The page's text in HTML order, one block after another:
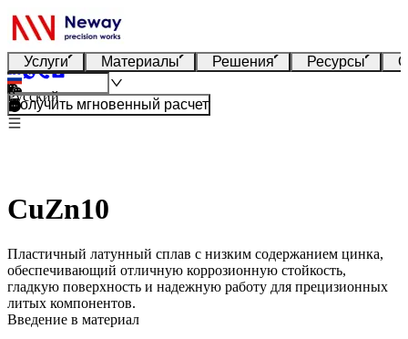
Услуги Материалы Решения Ресурсы
Русский
Получить мгновенный расчет
CuZn10
Пластичный латунный сплав с низким содержанием цинка,
обеспечивающий отличную коррозионную стойкость,
гладкую поверхность и надежную работу для прецизионных
литых компонентов.
Введение в материал